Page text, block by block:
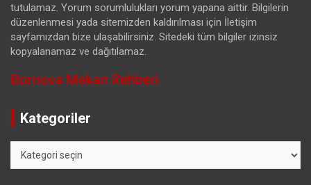
tutulamaz. Yorum sorumlulukları yorum yapana aittir. Bilgilerin
düzenlenmesi yada sitemizden kaldırılması için İletişim
sayfamızdan bize ulaşabilirsiniz. Sitedeki tüm bilgiler izinsiz
kopyalanamaz ve dağıtılamaz.
Bornova Mekan Rehberi
Kategoriler